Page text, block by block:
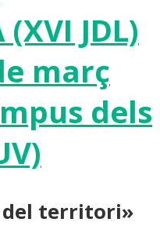
JDL)
març
dels
del territori»